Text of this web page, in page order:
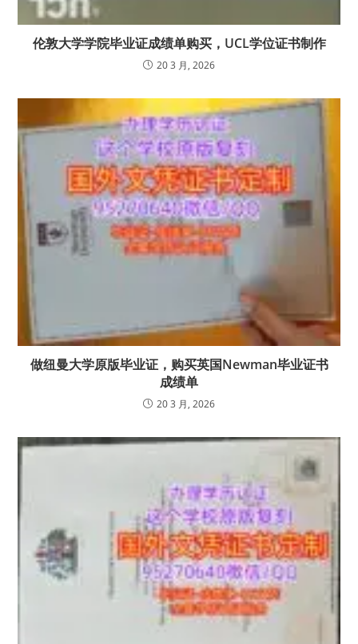
伦敦大学学院毕业证成绩单购买，UCL学位证书制作
20 3 月, 2026
做纽曼大学原版毕业证，购买英国Newman毕业证书
成绩单
20 3 月, 2026